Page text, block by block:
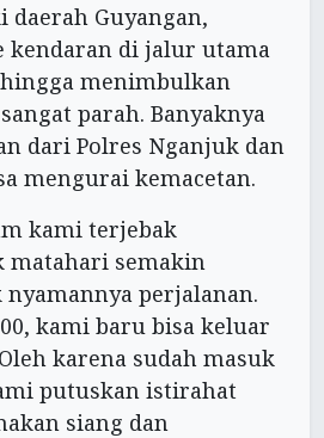
daerah Guyangan,
kendaran di jalur utama
menimbulkan
parah. Banyaknya
dari Polres Nganjuk dan
mengurai kemacetan.
kami terjebak
matahari semakin
perjalanan.
kami baru bisa keluar
karena sudah masuk
putuskan istirahat
siang dan